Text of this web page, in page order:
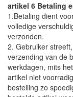
artikel 6 Betaling
1.Betaling dient
volledige
verzonden.
2. Gebruiker
verzending van de
werkdagen, mits
artikel niet
bestelling zo